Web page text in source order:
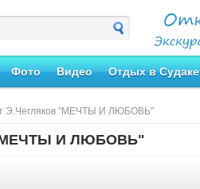
Фото Видео Отдых в Судаке
Э.Чегляков "МЕЧТЫ И ЛЮБОВЬ"
"МЕЧТЫ И ЛЮБОВЬ"